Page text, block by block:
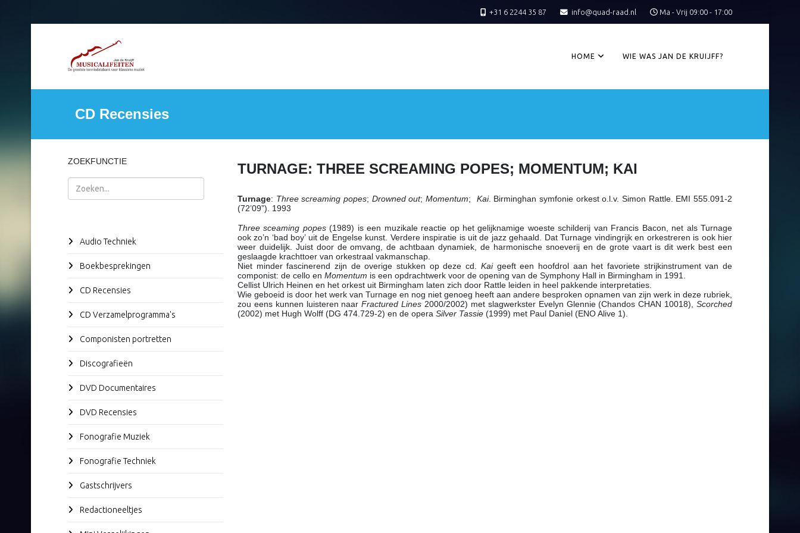
+31 6 2244 35 87 info@quad-raad.nl Ma - Vrij 09:00 - 17:00
HOME WIE WAS JAN DE KRUIJFF?
CD Recensies
ZOEKFUNCTIE
Zoeken
Audio Techniek
Boekbesprekingen
CD Recensies
CD Verzamelprogramma's
Componisten portretten
Discografieën
DVD Documentaires
DVD Recensies
Fonografie Muziek
Fonografie Techniek
Gastschrijvers
Redactioneeltjes
TURNAGE: THREE SCREAMING POPES; MOMENTUM; KAI
Turnage: Three screaming popes; Drowned out;Momentum; Kai. Birminghan symfonie orkest o.l.v. Simon Rattle. EMI 555.091-2
(72’09”). 1993
Three sceaming popes(1989) is een muzikale reactie op het gelijknamige woeste schilderij van Francis Bacon, net als Turnage
ook zo’n ‘bad boy’ uit de Engelse kunst. Verdere inspiratie is uit de jazz gehaald. Dat Turnage vindingrijk en orkestreren is ook hier
weer duidelijk. Juist door de omvang, de achtbaan dynamiek, de harmonische snoeverij en de grote vaart is dit werk best een
geslaagde krachttoer van orkestraal vakmanschap.
Niet minder fascinerend zijn de overige stukken op deze cd. Kaigeeft een hoofdrol aan het favoriete strijkinstrument van de
componist: de cello en Momentum is een opdrachtwerk voor de opening van de Symphony Hall in Birmingham in 1991.
Cellist Ulrich Heinen en het orkest uit Birmingham laten zich door Rattle leiden in heel pakkende interpretaties.
Wie geboeid is door het werk van Turnage en nog niet genoeg heeft aan andere besproken opnamen van zijn werk in deze rubriek,
zou eens kunnen luisteren naarFractured Lines 2000/2002) met slagwerkster Evelyn Glennie (Chandos CHAN 10018),Scorched
(2002) met Hugh Wolff (DG 474.729-2) en de opera Silver Tassie (1999) met Paul Daniel (ENO Alive 1).